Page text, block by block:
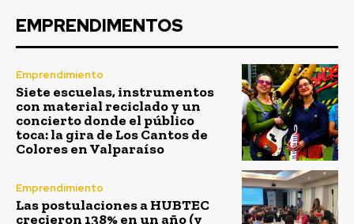
EMPRENDIMENTOS
Emprendimiento
Siete escuelas, instrumentos
con material reciclado y un
concierto donde el público
toca: la gira de Los Cantos de
Colores en Valparaíso
Emprendimiento
Las postulaciones a HUBTEC
crecieron 138% en un año (y